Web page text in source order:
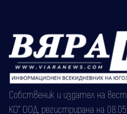
Собственик и издател на
КО" ООД, регистрирана на